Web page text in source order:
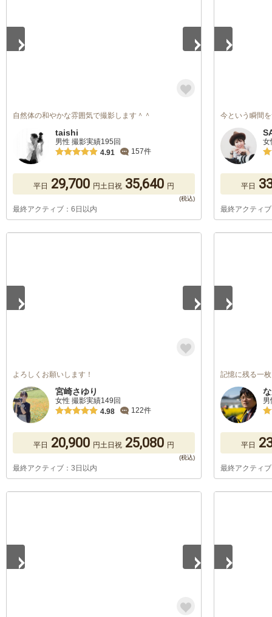
自然体の和やかな雰囲気で撮影します＾＾
taishi
男性 撮影実績195回
4.91
157件
平日 29,700 円土日祝 35,640 円
最終アクティブ：6日以内
今という瞬間
女
平日
最終アクティ
よろしくお願いします！
宮崎さゆり
女性 撮影実績149回
4.98
122件
平日 20,900 円土日祝 25,080 円
最終アクティブ：3日以内
記憶に残る一
平日
最終アクティ